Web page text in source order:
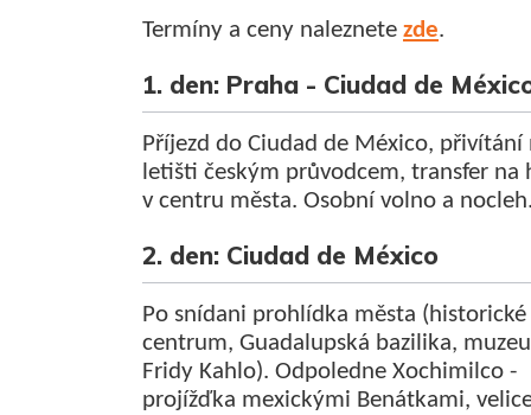
Termíny a ceny naleznete zde.
1. den: Praha - Ciudad de
Příjezd do Ciudad de México, přivítání
letišti českým průvodcem, transfer na
v centru města. Osobní volno a
2. den: Ciudad de México
Po snídani prohlídka města (historické
centrum, Guadalupská bazilika,
Fridy Kahlo). Odpoledne Xochimilco -
projížďka mexickými Benátkami,